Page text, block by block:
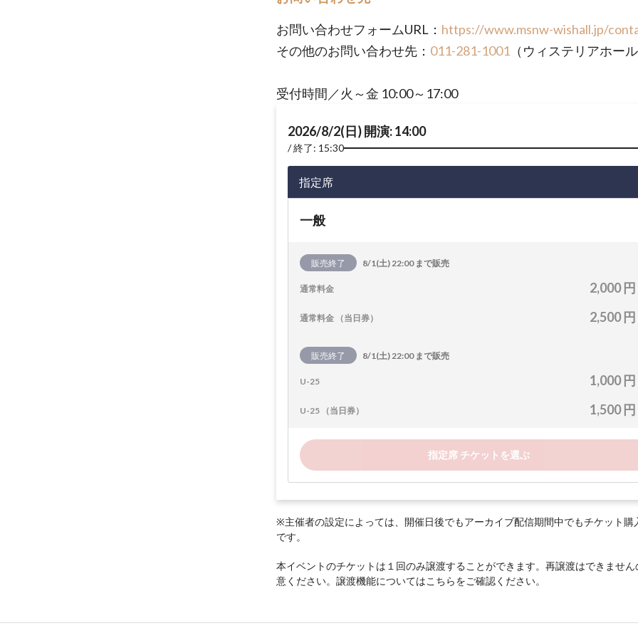
お問い合わせフォームURL： https://www.msnw-wishall.jp/
その他のお問い合わせ先： 011-281-1001 （ウィステリアホール
受付時間／火～金 10:00～17:00
2026/8/2(日) 開演: 14:00
終了: 15:30
指定席
一般
販売終了 8/1(土) 22:00 まで販売
通常料金 2,000 円
通常料金 （当日券） 2,500 円
販売終了 8/1(土) 22:00 まで販売
U-25 1,000 円
U-25 （当日券） 1,500 円
指定席 チケットを選ぶ
※主催者の設定によっては、開催日後でもアーカイブ配信期間中でもチケット購
です。
本イベントのチケットは１回のみ譲渡することができます。再譲渡はできません
意ください。譲渡機能についてはこちらをご確認ください。